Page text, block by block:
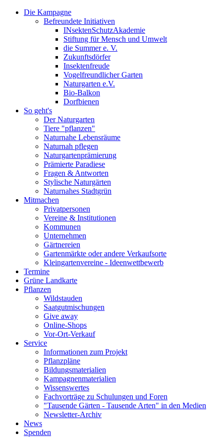
Die Kampagne
Befreundete Initiativen
INsektenSchutzAkademie
Stiftung für Mensch und Umwelt
die Summer e. V.
Zukunftsdörfer
Insektenfreude
Vogelfreundlicher Garten
Naturgarten e.V.
Bio-Balkon
Dorfbienen
So geht's
Der Naturgarten
Tiere "pflanzen"
Naturnahe Lebensräume
Naturnah pflegen
Naturgartenprämierung
Prämierte Paradiese
Fragen & Antworten
Stylische Naturgärten
Naturnahes Stadtgrün
Mitmachen
Privatpersonen
Vereine & Institutionen
Kommunen
Unternehmen
Gärtnereien
Gartenmärkte oder andere Verkaufsorte
Kleingartenvereine - Ideenwettbewerb
Termine
Grüne Landkarte
Pflanzen
Wildstauden
Saatgutmischungen
Give away
Online-Shops
Vor-Ort-Verkauf
Service
Informationen zum Projekt
Pflanzpläne
Bildungsmaterialien
Kampagnenmaterialien
Wissenswertes
Fachvorträge zu Schulungen und Foren
"Tausende Gärten - Tausende Arten" in den Medien
Newsletter-Archiv
News
Spenden